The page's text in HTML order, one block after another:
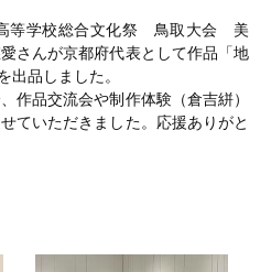
等学校総合文化祭 鳥取大会 美
さんが京都府代表として作品「地
出品しました。
作品交流会や制作体験（倉吉絣）
ていただきました。応援ありがと